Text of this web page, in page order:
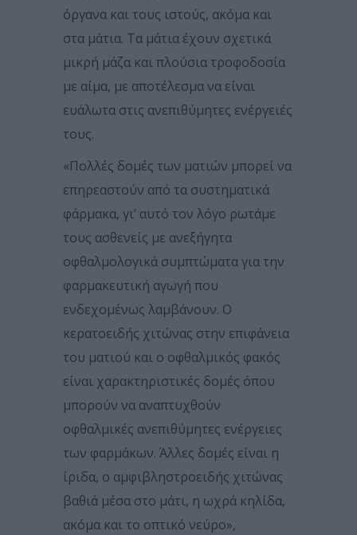
όργανα και τους ιστούς, ακόμα και
στα μάτια. Τα μάτια έχουν σχετικά
μικρή μάζα και πλούσια τροφοδοσία
με αίμα, με αποτέλεσμα να είναι
ευάλωτα στις ανεπιθύμητες ενέργειές
τους.
«Πολλές δομές των ματιών μπορεί να
επηρεαστούν από τα συστηματικά
φάρμακα, γι’ αυτό τον λόγο ρωτάμε
τους ασθενείς με ανεξήγητα
οφθαλμολογικά συμπτώματα για την
φαρμακευτική αγωγή που
ενδεχομένως λαμβάνουν. Ο
κερατοειδής χιτώνας στην επιφάνεια
του ματιού και ο οφθαλμικός φακός
είναι χαρακτηριστικές δομές όπου
μπορούν να αναπτυχθούν
οφθαλμικές ανεπιθύμητες ενέργειες
των φαρμάκων. Άλλες δομές είναι η
ίριδα, ο αμφιβληστροειδής χιτώνας
βαθιά μέσα στο μάτι, η ωχρά κηλίδα,
ακόμα και το οπτικό νεύρο»,